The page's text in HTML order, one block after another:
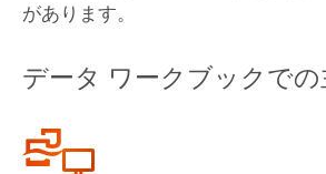
があります。
データ ワークブックでの